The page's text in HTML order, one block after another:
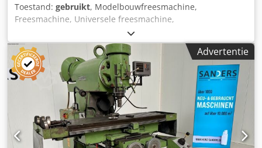
Toestand: gebruikt, Modelbouwfreesmachine,
Freesmachine, Universele freesmachine,
Gereedschapfreesmachine, Boor- en freesmachine -
freeskop: zwenkbaar/draaibaar -toevoer: geen toevoer in X
en Y omdat er geen motoren zijn geïnstalleerd (tandwielen
zijn aanwezig, zie foto's) -spantafel: 280 x 1300 mm -travel:
X/Y/Z 450/300/325 mm -spindelmontage: SK40 -Pinhole
slag Dkodpfx Amed Dt R Hs Ser -Gatinvoer: 0,04-0,16 mm/u
-toerentallen van: 60 tot 3000 rpm -Afmetingen:
1700/1530/H2200 mm -Gewicht: 1362 kg
Advertentie